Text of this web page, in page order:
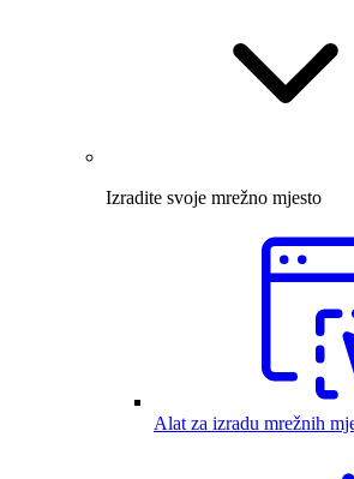
Izradite svoje mrežno mjesto
Alat za izradu mrežnih